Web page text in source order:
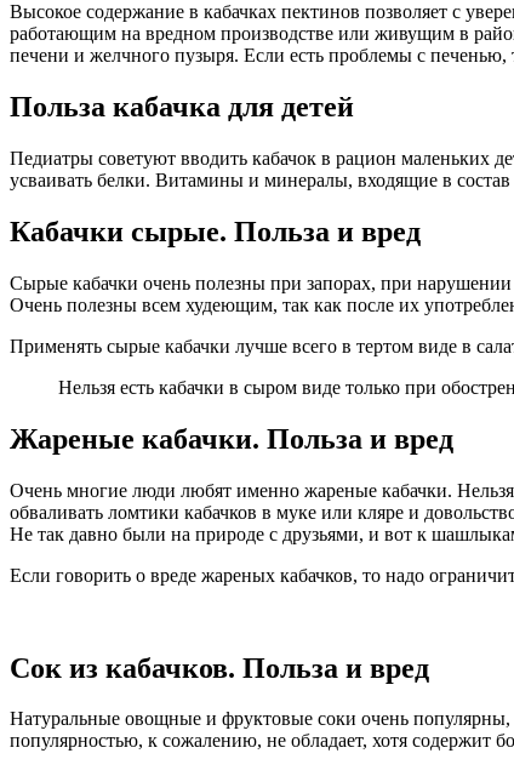
Высокое содержание в кабачках пектинов позволяет с
работающим на вредном производстве или живущим в
печени и желчного пузыря. Если есть проблемы с
Польза кабачка для детей
Педиатры советуют вводить кабачок в рацион
усваивать белки. Витамины и минералы, входящие в
Кабачки сырые. Польза и вред
Сырые кабачки очень полезны при запорах, при
Очень полезны всем худеющим, так как после их
Применять сырые кабачки лучше всего в тертом виде в
Нельзя есть кабачки в сыром виде только при
Жареные кабачки. Польза и вред
Очень многие люди любят именно жареные кабачки.
обваливать ломтики кабачков в муке или кляре и
Не так давно были на природе с друзьями, и вот к
Если говорить о вреде жареных кабачков, то надо
Сок из кабачков. Польза и вред
Натуральные овощные и фруктовые соки очень
популярностью, к сожалению, не обладает, хотя содержит